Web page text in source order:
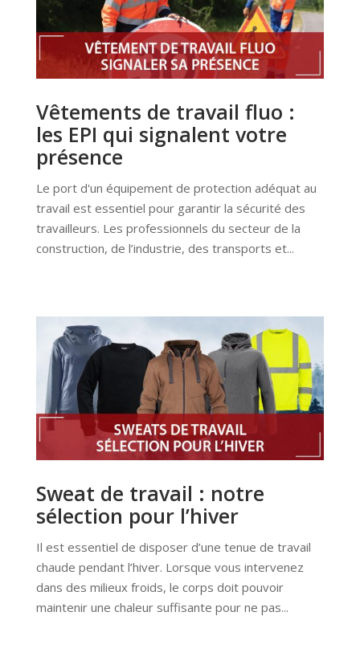
Vêtements de travail fluo :
les EPI qui signalent votre
présence
Le port d'un équipement de protection adéquat au
travail est essentiel pour garantir la sécurité des
travailleurs. Les professionnels du secteur de la
construction, de l’industrie, des transports et...
Sweat de travail : notre
sélection pour l’hiver
Il est essentiel de disposer d’une tenue de travail
chaude pendant l’hiver. Lorsque vous intervenez
dans des milieux froids, le corps doit pouvoir
maintenir une chaleur suffisante pour ne pas...